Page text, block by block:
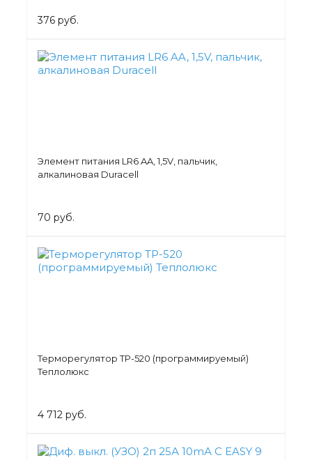
376 руб.
Элемент питания LR6 AA, 1,5V, пальчик,
алкалиновая Duracell
70 руб.
Терморегулятор ТР-520 (программируемый)
Теплолюкс
4 712 руб.